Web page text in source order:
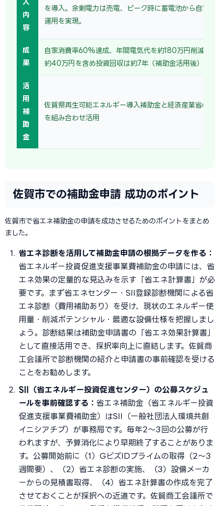
入
内
容
を導入。余剰電力は売電、ピーク時に蓄電池から自家消
運用を実現。
成
果
自家消費率60%達成、年間電気代を約180万円削減。売
約40万円を含め投資回収は約7年（補助金活用後）。
活
用
補
助
金
佐賀県再生可能エネルギー導入補助金と経済産業省の省
を組み合わせ活用
佐賀市での補助金申請 成功のポイント
佐賀市で省エネ補助金の申請を成功させるためのポイントをまとめ
ました。
省エネ診断を活用して補助金申請の根拠データを作る：
省エネルギー投資促進支援事業費補助金の申請には、省
エネ効果の定量的な見込みを示す「省エネ計算書」が必
要です。まず省エネセンター・SII登録診断機関による省
エネ診断（費用補助あり）を受け、現状のエネルギー使
用量・削減ポテンシャル・最適な設備仕様を把握しまし
ょう。診断結果は補助金申請書の「省エネ効果計算書」
として直接活用でき、採択率向上に直結します。佐賀商
工会議所で診断機関の紹介と申請書の事前確認を受ける
ことをお勧めします。
SII（省エネルギー投資促進センター）の公募スケジュ
ールを事前確認する： 省エネ補助金（省エネルギー投資
促進支援事業費補助金）はSII（一般社団法人環境共創
イニシアチブ）が事務局です。毎年2〜3回の公募が行
われますが、予算消化により早期終了することがありま
す。公募開始前に（1）GビズIDプライムの取得（2〜3
週間要）、（2）省エネ診断の実施、（3）設備メーカ
ーからの見積書取得、（4）省エネ計算書の作成を完了
させておくことが採択への近道です。佐賀商工会議所で